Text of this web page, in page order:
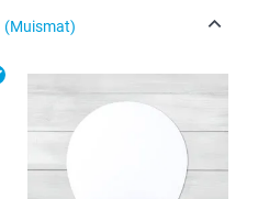
(Muismat)